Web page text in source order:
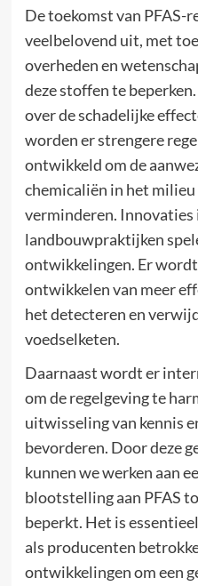
De toekomst van PFAS-
veelbelovend uit, met
overheden en
deze stoffen te
over de schadelijke
worden er strengere
ontwikkeld om de
chemicaliën in het milieu
verminderen. Innovaties
landbouwpraktijken
ontwikkelingen. Er
ontwikkelen van meer
het detecteren en
voedselketen.
Daarnaast wordt er
om de regelgeving te
uitwisseling van kennis
bevorderen. Door deze
kunnen we werken aan
blootstelling aan PFAS
beperkt. Het is
als producenten
ontwikkelingen om een